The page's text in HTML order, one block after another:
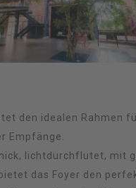
den idealen Rahmen
Empfänge.
lichtdurchflutet, mit
das Foyer den